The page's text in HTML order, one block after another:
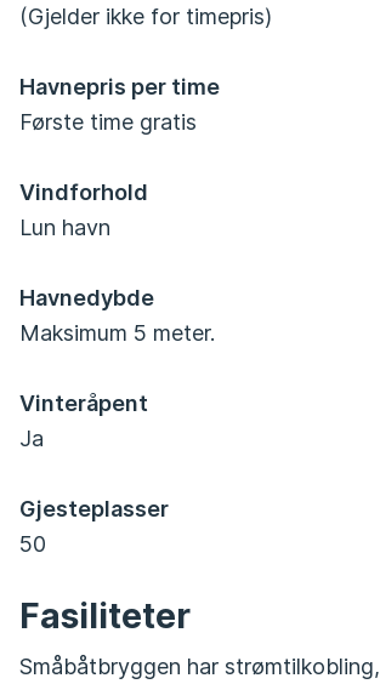
(Gjelder ikke for timepris)
Havnepris per time
Første time gratis
Vindforhold
Lun havn
Havnedybde
Maksimum 5 meter.
Vinteråpent
Ja
Gjesteplasser
50
Fasiliteter
Småbåtbryggen har strømtilkobling,